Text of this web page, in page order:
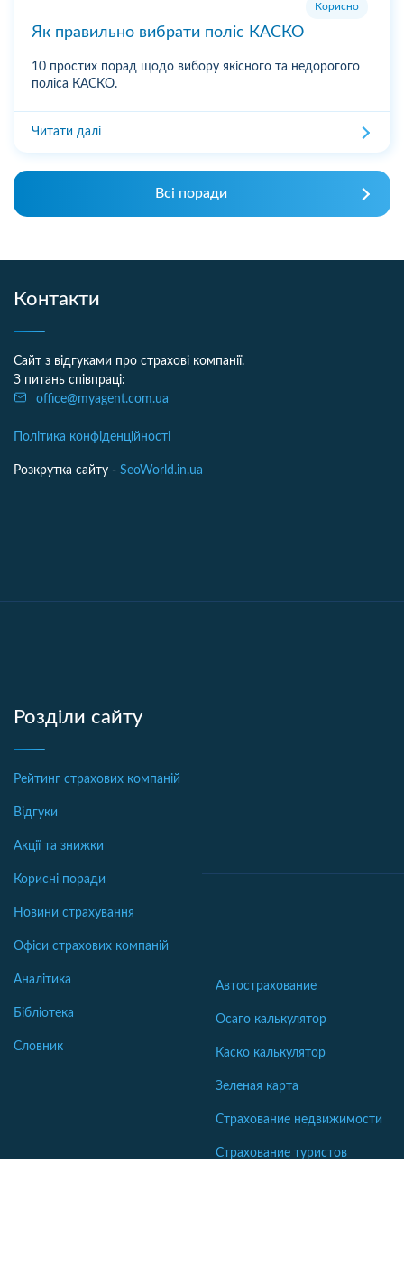
Корисно
Як правильно вибрати поліс КАСКО
10 простих порад щодо вибору якісного та недорогого
поліса КАСКО.
Читати далі
Всі поради
Контакти
Сайт з відгуками про страхові компанії.
З питань співпраці:
office@myagent.com.ua
Політика конфіденційності
Розкрутка сайту - SeoWorld.in.ua
Розділи сайту
Рейтинг страхових компаній
Відгуки
Акції та знижки
Корисні поради
Новини страхування
Офіси страхових компаній
Аналітика
Бібліотека
Словник
Автострахование
Осаго калькулятор
Каско калькулятор
Зеленая карта
Страхование недвижимости
Страхование туристов